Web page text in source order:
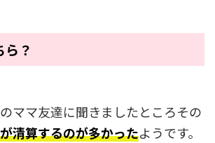
？
ママ友達に聞きましたところその
清算するのが多かったようです。